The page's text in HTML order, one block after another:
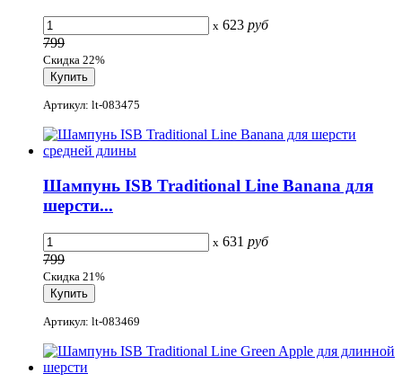
x 623 руб
799
Скидка 22%
Артикул: lt-083475
Шампунь ISB Traditional Line Banana для
шерсти...
x 631 руб
799
Скидка 21%
Артикул: lt-083469